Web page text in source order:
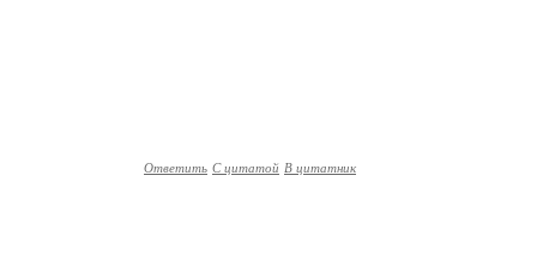
Ответить С цитатой В цитатник